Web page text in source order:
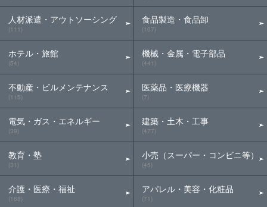
人材派遣・アウトソーシング
(111)
ホテル・旅館
(54)
不動産・ビルメンテナンス
(115)
電気・ガス・エネルギー
(39)
教育・塾
(31)
介護・医療・福祉
(168)
食品製造・食品卸
(107)
機械・金属・電子部品
(441)
医薬品・医療機器
(7)
建築・土木・工事
(477)
小売（スーパー・コンビニ等）
(45)
アパレル・美容・化粧品
(71)